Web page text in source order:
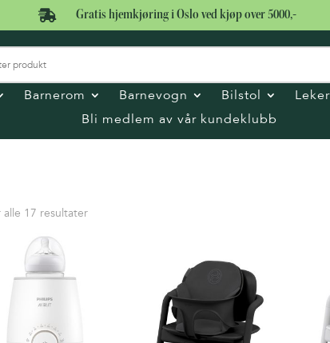
 Gratis hjemkjøring i Oslo ved kjøp over 5000,-
Barnerom Barnevogn Bilstol Leker
Bli medlem av vår kundeklubb
alle 17 resultaterSortet